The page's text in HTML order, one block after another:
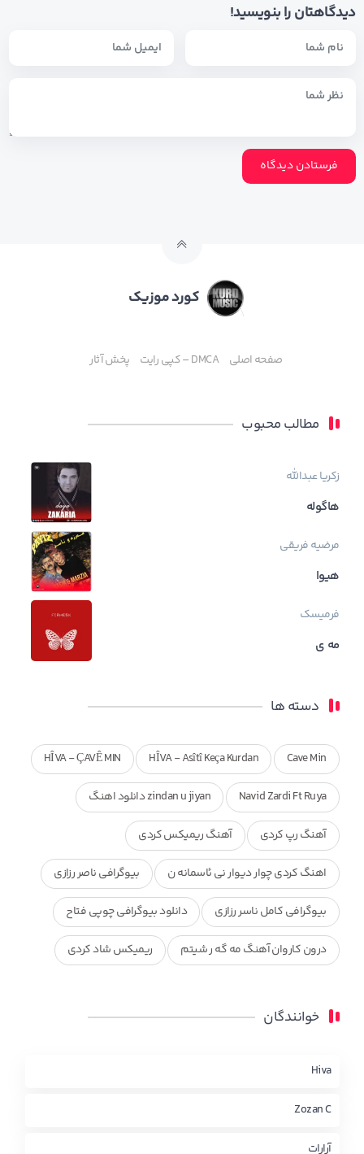
دیدگاهتان را بنویسید!
کورد موزیک
صفحه اصلی DMCA – کپی رایت پخش آثار
مطالب محبوب
زکریا عبدالله
هاگوله
مرضیه فریقی
هیوا
فرمیسک
مه ی
دسته ها
Cave Min
HÎVA - Asîtî Keça Kurdan
HÎVA - ÇAVÊ MIN
Navid Zardi Ft Ruya zindan u jiyan دانلود اهنگ
آهنگ رپ کردی آهنگ ریمیکس کردی
اهنگ کردی چوار دیوار نی ئاسمانه ن بیوگرافی ناصر رزازی
بیوگرافی کامل ناسر رزازی دانلود بیوگرافی چوپی فتاح
درون کاروان آهنگ مه گه ر شیتم ریمیکس شاد کردی
محمد جزا
چاو من
خوانندگان
Hiva
Zozan C
آرارات